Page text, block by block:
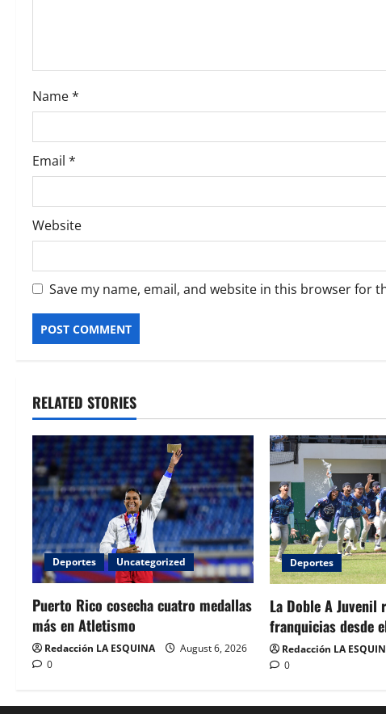
o
n
Name*
Email *
Website
Save my name, email, and website in this browser for
RELATED STORIES
Deportes Uncategorized
Puerto Rico cosecha cuatro medallas
más en Atletismo
Redacción LA ESQUINA
August 6, 2026
0
Deportes
La Doble A Juvenil
franquicias desde
Redacción LA
0